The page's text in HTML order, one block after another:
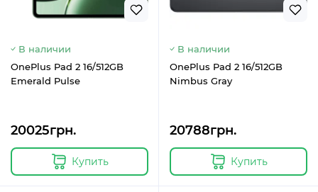
В наличии
OnePlus Pad 2 16/512GB
Emerald Pulse
20025грн.
Купить
В наличии
OnePlus Pad 2 16/512GB
Nimbus Gray
20788грн.
Купить